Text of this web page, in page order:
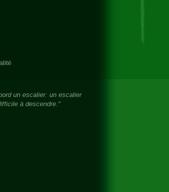
un escalier: un escalier
à descendre."